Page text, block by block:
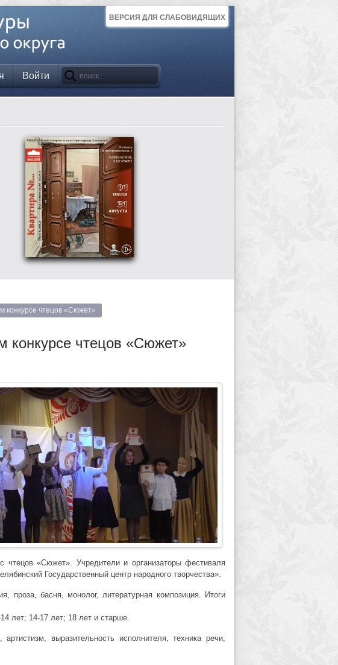
ВЕРСИЯ ДЛЯ СЛАБОВИДЯЩИХ
Войти
конкурсе чтецов «Сюжет»
конкурсе чтецов «Сюжет»
чтецов «Сюжет». Учредители и организаторы фестиваля
Государственный центр народного творчества».
проза, басня, монолог, литературная композиция. Итоги
лет; 14-17 лет; 18 лет и старше.
артистизм, выразительность исполнителя, техника речи,